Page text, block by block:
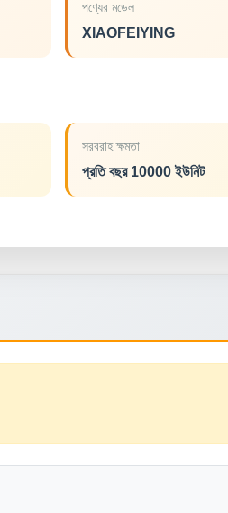
পণ্যের মডেল
XIAOFEIYING
সরবরাহ ক্ষমতা
প্রতি বছর 10000 ইউনিট